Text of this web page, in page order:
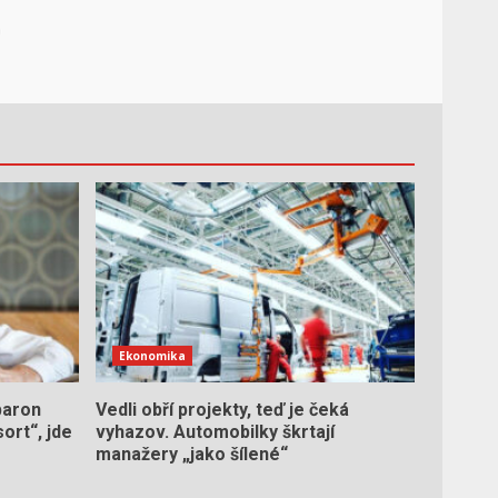
jde
Ekonomika
Vedli obří projekty, teď je čeká
vyhazov. Automobilky škrtají
manažery „jako šílené“